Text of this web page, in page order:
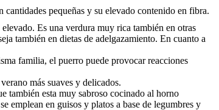
pequeñas y su elevado contenido en fibra.
Es una verdura muy rica también en otras
también en dietas de adelgazamiento. En cuanto a
familia, el puerro puede provocar reacciones
más suaves y delicados.
también esta muy sabroso cocinado al horno
emplean en guisos y platos a base de legumbres y